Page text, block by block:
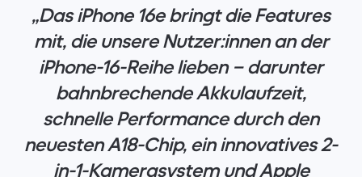
„Das iPhone 16e bringt die Features
mit, die unsere Nutzer:innen an der
iPhone-16-Reihe lieben – darunter
bahnbrechende Akkulaufzeit,
schnelle Performance durch den
neuesten A18-Chip, ein innovatives 2-
in-1-Kamerasystem und Apple